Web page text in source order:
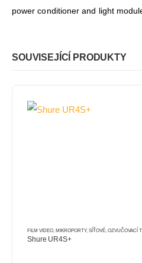
power conditioner and light
SOUVISEJÍCÍ PRODUKTY
FILM VIDEO, MIKROPORTY, SÍŤOVÉ, OZVUČOVACÍ
Shure UR4S+